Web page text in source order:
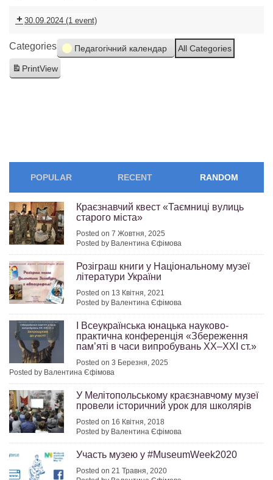
30.09.2024 (1 event)
Categories Педагогічний календар All Categories
PrintView
POPULAR RECENT RANDOM
Краєзнавчий квест «Таємниці вулиць
старого міста»
Posted on 7 Жовтня, 2025
Posted by Валентина Єфімова
Розіграш книги у Національному музеї
літератури України
Posted on 13 Квітня, 2021
Posted by Валентина Єфімова
І Всеукраїнська юнацька науково-
практична конференція «Збереження
пам’яті в часи випробувань ХХ–ХХІ ст.»
Posted on 3 Березня, 2025
Posted by Валентина Єфімова
У Мелітопольському краєзнавчому музеї
провели історичний урок для школярів
Posted on 16 Квітня, 2018
Posted by Валентина Єфімова
Участь музею у #MuseumWeek2020
Posted on 21 Травня, 2020